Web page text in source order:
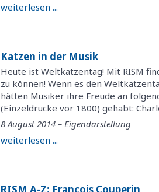
weiterlesen ...
Katzen in der Musik
Heute ist Weltkatzentag! Mit RISM
zu können! Wenn es den
hätten Musiker ihre Freude an
(Einzeldrucke vor 1800) gehabt:
8 August 2014 – Eigendarstellung
weiterlesen ...
RISM A-Z: François Couperin